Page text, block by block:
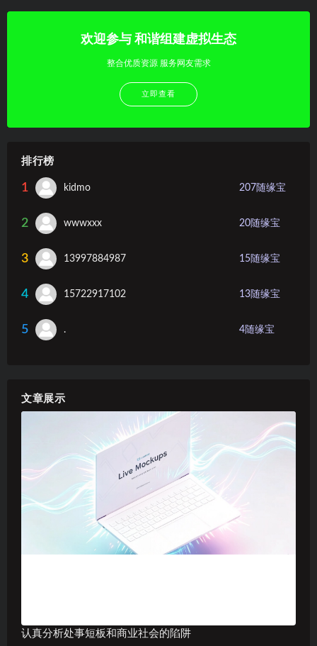
欢迎参与 和谐组建虚拟生态
整合优质资源 服务网友需求
立即查看
排行榜
1 kidmo 207 随缘宝
2 wwwxxx 20随缘宝
3 13997884987 15随缘宝
4 15722917102 13随缘宝
5 . 4随缘宝
文章展示
认真分析处事短板和商业社会的陷阱